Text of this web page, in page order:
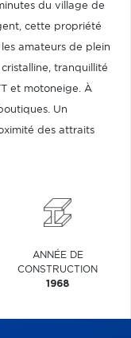
du village de
cette propriété
amateurs de plein
tranquillité
et motoneige. À
Un
des attraits
ANNÉE DE
CONSTRUCTION
1968